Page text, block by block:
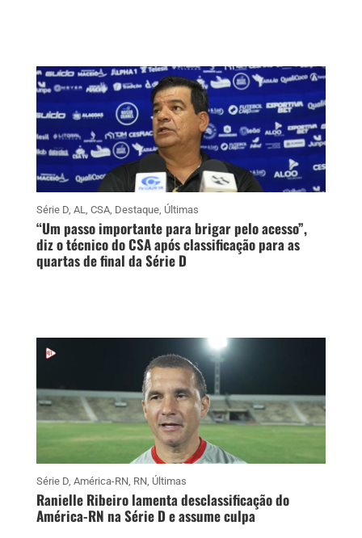
Série D, AL CSA, Destaque, Últimas
“Um passo importante para brigar pelo acesso”,
diz o técnico do CSA após classificação para as
quartas de final da Série D
Série D, América-RN, RN, Últimas
Ranielle Ribeiro lamenta desclassificação do
América-RN na Série D e assume culpa